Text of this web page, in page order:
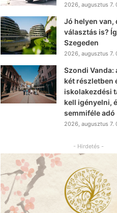
2026, augusztus 7.
Jó helyen van,
választás is?
Szegeden
2026, augusztus 7.
Szondi
két részletben
iskolakezdési
kell igényelni,
semmiféle adó
2026, augusztus 7.
- Hirdetés -